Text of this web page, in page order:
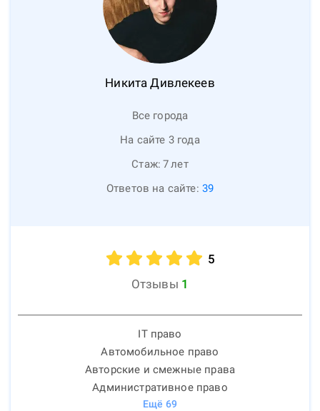
Никита Дивлекеев
Все города
На сайте 3 года
Стаж: 7лет
Ответов на сайте: 39
5
Отзывы 1
IT право
Автомобильное право
Авторские и смежные права
Административное право
Ещё 69